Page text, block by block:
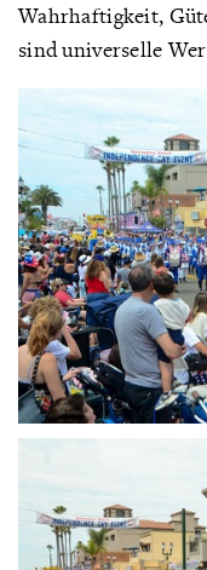
Wahrhaftigkeit,
sind universelle